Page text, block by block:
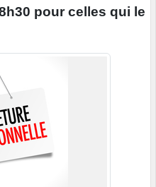
pour celles qui le